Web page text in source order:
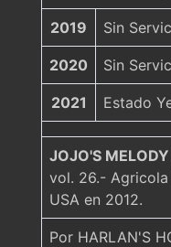
2019 Sin
2020 Sin
2021 Estado
JOJO'S
vol. 26.-
USA en 2012.
Por HARLAN'S